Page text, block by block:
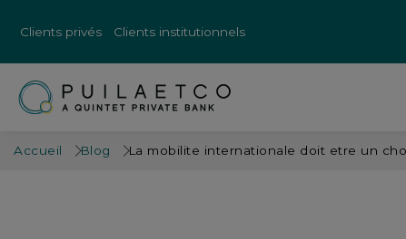
Clients privés Clients institutionnels
Accueil Blog La mobilite internationale doit etre un